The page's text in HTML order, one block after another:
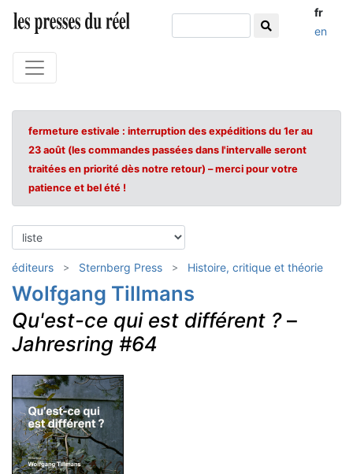
fr
en
fermeture estivale : interruption des expéditions du 1er au
23 août (les commandes passées dans l'intervalle seront
traitées en priorité dès notre retour) – merci pour votre
patience et bel été !
éditeurs Sternberg Press Histoire, critique et théorie
Wolfgang Tillmans
Qu'est-ce qui est différent ?–
Jahresring #64